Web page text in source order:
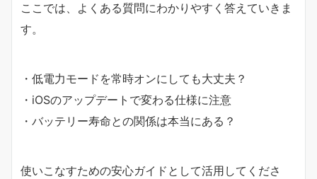
ここでは、よくある質問にわかりやすく答えていきま
す。
・低電力モードを常時オンにしても大丈夫？
・iOSのアップデートで変わる仕様に注意
・バッテリー寿命との関係は本当にある？
使いこなすための安心ガイドとして活用してくださ